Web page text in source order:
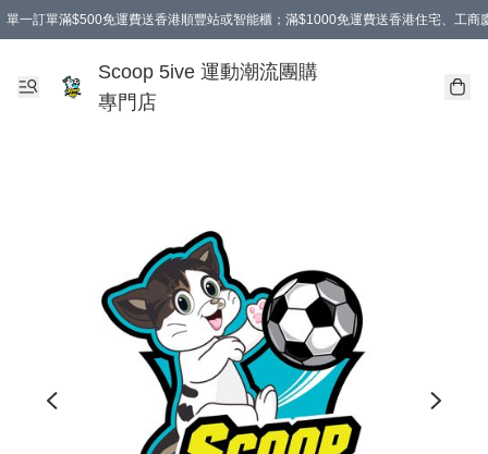
單一訂單滿$500免運費送香港順豐站或智能櫃；滿$1000免運費送香港住宅、工商
Scoop 5ive 運動潮流團購
專門店